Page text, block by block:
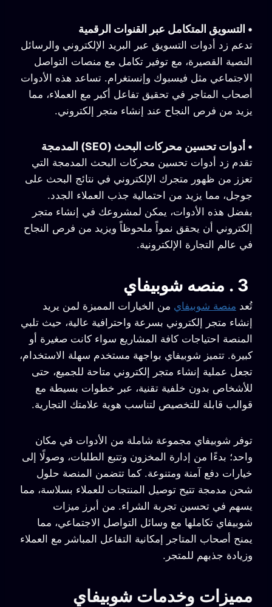
• التسويق المتكامل عبر القنوات الرقمية
تدعم زد أدوات التسويق عبر البريد الإلكتروني والرسائل
النصية القصيرة، مع توفير تكامل مع منصات التواصل
الاجتماعي مثل فيسبوك وإنستغرام. تساعد هذه الأدوات
أصحاب المتاجر في تحقيق تفاعل أكبر مع العملاء، مما
يزيد من فرص النجاح عند إنشاء متجر إلكتروني.
• أدوات تحسين محركات البحث (SEO) المدمجة
تقدم زد أدوات تحسين محركات البحث المدمجة التي
تعزز من ظهور متجرك الإلكتروني في نتائج البحث على
جوجل، مما يزيد من احتمالية جذب العملاء الجدد.
بفضل هذه الأدوات، يمكن لمشروعك في إنشاء متجر
إلكتروني أن يحقق نمواً ملحوظاً ويزيد من فرص النجاح
في عالم التجارة الإلكترونية.
تُعد منصة شوبيفاي من الخيارات المميزة لمن يريد
إنشاء متجر إلكتروني بسرعة واحترافية عالية، حيث تلبي
المنصة احتياجات كافة المشاريع سواء كانت صغيرة أو
كبيرة. تتميز شوبيفاي بواجهة مستخدم سهلة الاستخدام،
تجعل عملية إنشاء متجر إلكتروني متاحة للجميع، حتى
للأشخاص بدون خلفية تقنية، عبر خطوات بسيطة مع
قوالب قابلة للتخصيص لتناسب هوية علامتك التجارية.
توفر شوبيفاي مجموعة شاملة من الأدوات في مكان
واحد؛ بدءًا من إدارة المخزون وتتبع الطلبات، وصولًا إلى
خيارات دفع آمنة ومتنوعة. كما تتضمن المنصة حلول
شحن مدمجة تتيح توصيل المنتجات للعملاء بسلاسة، مما
يسهم في تحسين تجربة الشراء. من أبرز ميزات
شوبيفاي تكاملها مع وسائل التواصل الاجتماعي، مما
يمنح أصحاب المتاجر إمكانية التفاعل المباشر مع العملاء
وزيادة جذبهم للمتجر.
مميزات وخدمات شوبيفاي